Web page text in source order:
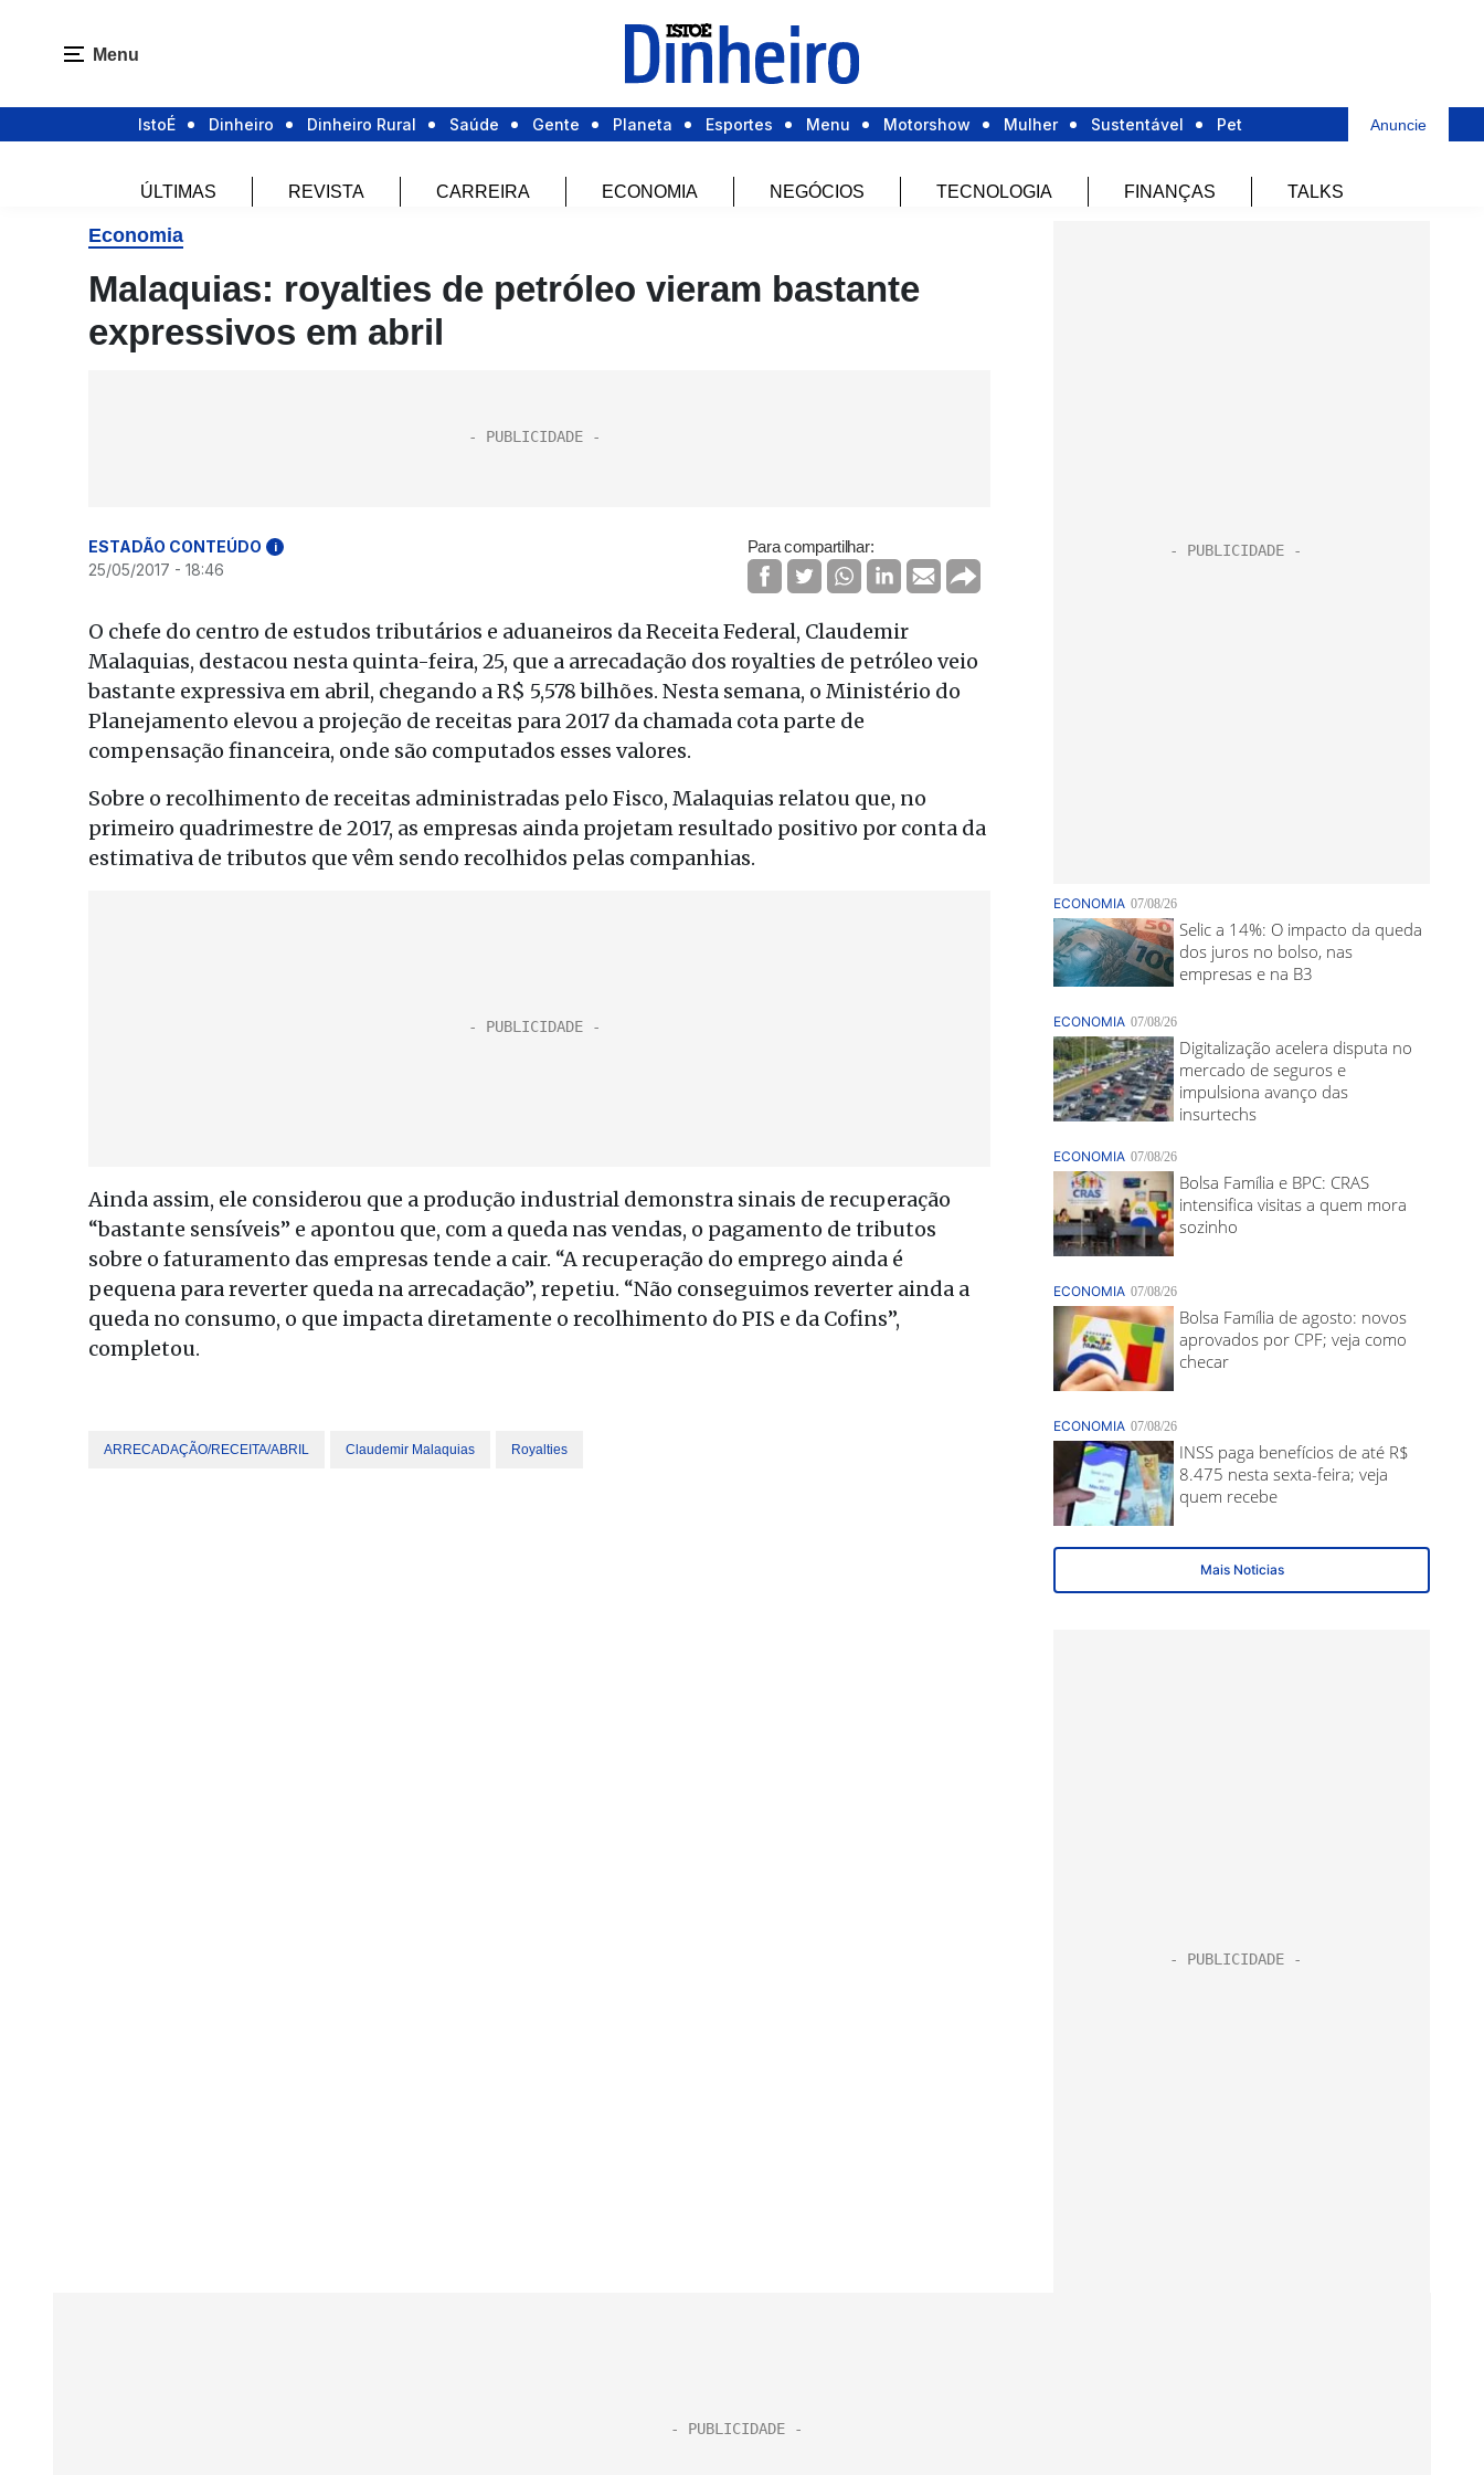
Menu
IstoÉ Dinheiro Dinheiro Rural Saúde Gente Planeta Esportes Menu Motorshow Mulher Sustentável Pet Anuncie
ÚLTIMAS REVISTA CARREIRA ECONOMIA NEGÓCIOS TECNOLOGIA FINANÇAS TALKS
Economia
Malaquias: royalties de petróleo vieram bastante
expressivos em abril
ESTADÃO CONTEÚDO i
25/05/2017 - 18:46
Para compartilhar:
O chefe do centro de estudos tributários e aduaneiros da Receita Federal, Claudemir
Malaquias, destacou nesta quinta-feira, 25, que a arrecadação dos royalties de petróleo veio
bastante expressiva em abril, chegando a R$ 5,578 bilhões. Nesta semana, o Ministério do
Planejamento elevou a projeção de receitas para 2017 da chamada cota parte de
compensação financeira, onde são computados esses valores.
Sobre o recolhimento de receitas administradas pelo Fisco, Malaquias relatou que, no
primeiro quadrimestre de 2017, as empresas ainda projetam resultado positivo por conta da
estimativa de tributos que vêm sendo recolhidos pelas companhias.
Ainda assim, ele considerou que a produção industrial demonstra sinais de recuperação
“bastante sensíveis” e apontou que, com a queda nas vendas, o pagamento de tributos
sobre o faturamento das empresas tende a cair. “A recuperação do emprego ainda é
pequena para reverter queda na arrecadação”, repetiu. “Não conseguimos reverter ainda a
queda no consumo, o que impacta diretamente o recolhimento do PIS e da Cofins”,
completou.
ARRECADAÇÃO/RECEITA/ABRIL Claudemir Malaquias Royalties